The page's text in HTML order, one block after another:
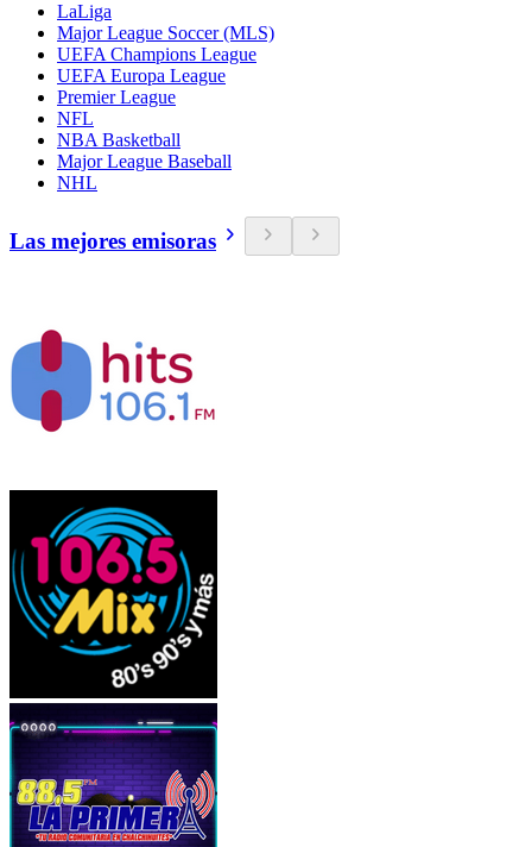
LaLiga
Major League Soccer (MLS)
UEFA Champions League
UEFA Europa League
Premier League
NFL
NBA Basketball
Major League Baseball
NHL
Las mejores emisoras